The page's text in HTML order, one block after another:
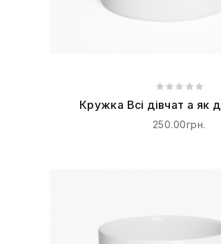
Кружка Всі дівчат а як
принцеса
250.00грн.